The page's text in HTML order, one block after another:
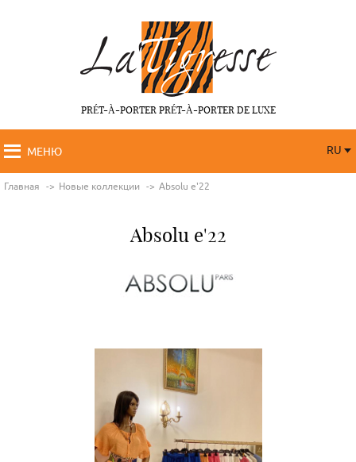
PRÉT-À-PORTER PRÉT-À-PORTER DE LUXE
МЕНЮ
RU
Главная Новые коллекции Absolu e'22
Absolu e'22